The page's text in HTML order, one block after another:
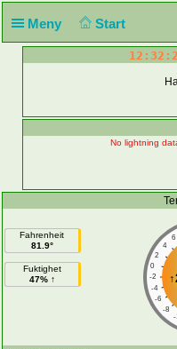
Meny Start
No lightning
Fahrenheit
81.9°
Fuktighet
47% ↑
6
4
2
0
-2
-4
-6
-8
-
↑